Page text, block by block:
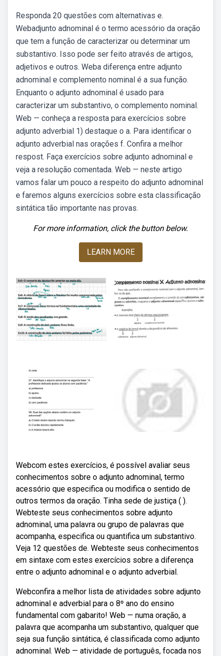
Responda 20 questões com alternativas e.
Webadjunto adnominal é o termo acessório da oração
que tem a função de caracterizar ou determinar um
substantivo. Isso pode ser feito através de artigos,
adjetivos e outros. Weba diferença entre adjunto
adnominal e complemento nominal é a sua função.
Enquanto o adjunto adnominal é usado para
caracterizar um substantivo, o complemento nominal.
Web — conheça a resposta para exercícios sobre
adjunto adverbial 1) destaque o a. Para identificar o
adjunto adverbial nas orações f. Confira a melhor
respost. Faça exercícios sobre adjunto adnominal e
veja a resolução comentada. Web — neste artigo
vamos falar um pouco a respeito do adjunto adnominal
e faremos alguns exercícios sobre esta classificação
sintática tão importante nas provas.
For more information, click the button below.
LEARN MORE
Webcom estes exercícios, é possível avaliar seus
conhecimentos sobre o adjunto adnominal, termo
acessório que especifica ou modifica o sentido de
outros termos da oração. Tinha sede de justiça ( ).
Webteste seus conhecimentos sobre adjunto
adnominal, uma palavra ou grupo de palavras que
acompanha, especifica ou quantifica um substantivo.
Veja 12 questões de. Webteste seus conhecimentos
em sintaxe com estes exercícios sobre a diferença
entre o adjunto adnominal e o adjunto adverbial.
Webconfira a melhor lista de atividades sobre adjunto
adnominal e adverbial para o 8º ano do ensino
fundamental com gabarito! Web — numa oração, a
palavra que acompanha um substantivo, qualquer que
seja sua função sintática, é classificada como adjunto
adnominal. Web — atividade de português, focada nos